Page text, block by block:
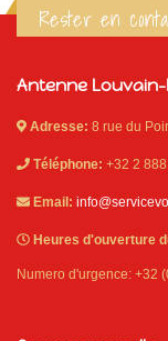
Rester en
Antenne
Adresse: 8 rue du
Téléphone: +32 2
Email:
Heures d'ouverture
Numero d'urgence: +32